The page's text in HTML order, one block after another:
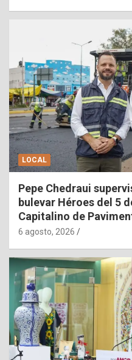
LOCAL
Pepe Chedraui
bulevar Héroes del 5
Capitalino de
6 agosto, 2026